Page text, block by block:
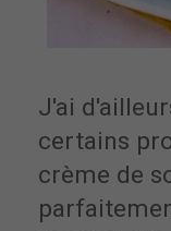
J'ai
certains
crème de